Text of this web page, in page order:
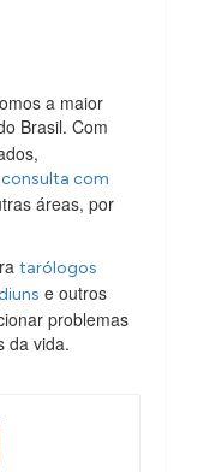
a maior
Brasil. Com
consulta com
áreas, por
tarólogos
e outros
problemas
da vida.